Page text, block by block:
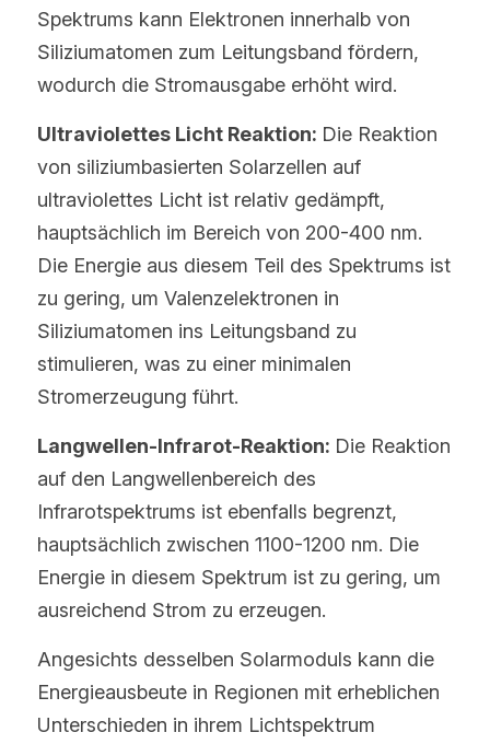
Spektrums kann Elektronen innerhalb von
Siliziumatomen zum Leitungsband fördern,
wodurch die Stromausgabe erhöht wird.
Ultraviolettes Licht Reaktion: Die Reaktion
von siliziumbasierten Solarzellen auf
ultraviolettes Licht ist relativ gedämpft,
hauptsächlich im Bereich von 200-400 nm.
Die Energie aus diesem Teil des Spektrums ist
zu gering, um Valenzelektronen in
Siliziumatomen ins Leitungsband zu
stimulieren, was zu einer minimalen
Stromerzeugung führt.
Langwellen-Infrarot-Reaktion: Die Reaktion
auf den Langwellenbereich des
Infrarotspektrums ist ebenfalls begrenzt,
hauptsächlich zwischen 1100-1200 nm. Die
Energie in diesem Spektrum ist zu gering, um
ausreichend Strom zu erzeugen.
Angesichts desselben Solarmoduls kann die
Energieausbeute in Regionen mit erheblichen
Unterschieden in ihrem Lichtspektrum